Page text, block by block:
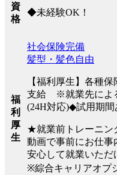
資
格
◆未経験OK！
福
利
厚
生
社会保険完備
髪型・髪色自由
【福利厚生】各種
支給 ※就業先によ
(24H対応)◆試用期間
★就業前トレーニン
動画で事前にお仕事
安心して就業いただ
※綜合キャリアオプ